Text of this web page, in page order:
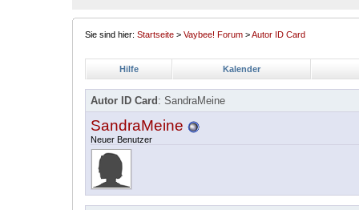
Sie sind hier: Startseite > Vaybee! Forum >Autor ID Card
Hilfe Kalender
Autor ID Card : SandraMeine
SandraMeine
Neuer Benutzer